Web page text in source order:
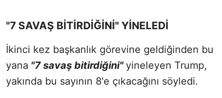
"7 SAVAŞ BİTİRDİĞİNİ" YİNELEDİ
İkinci kez başkanlık görevine geldiğinden bu
yana "7 savaş bitirdiğini"yineleyen Trump,
yakında bu sayının 8'e çıkacağını söyledi.